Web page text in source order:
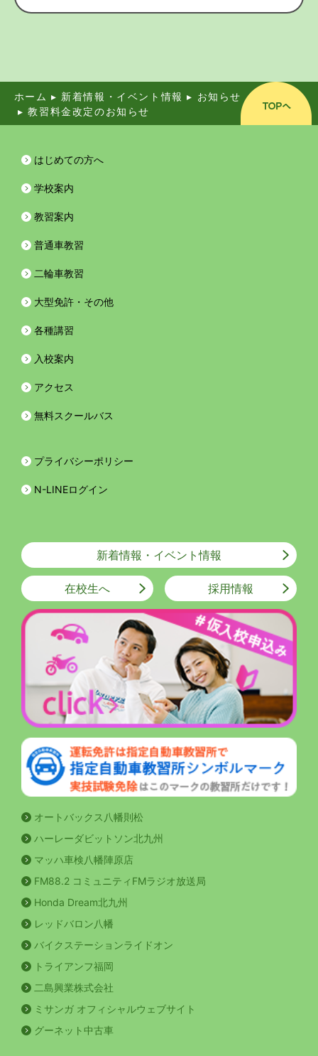
ホーム ▸ 新着情報・イベント情報 ▸ お知らせ
▸教習料金改定のお知らせ
はじめての方へ
学校案内
教習案内
普通車教習
二輪車教習
大型免許・その他
各種講習
入校案内
アクセス
無料スクールバス
プライバシーポリシー
N-LINEログイン
新着情報・イベント情報
在校生へ 採用情報
オートバックス八幡則松
ハーレーダビットソン北九州
マッハ車検八幡陣原店
FM88.2 コミュニティFMラジオ放送局
Honda Dream北九州
レッドバロン八幡
バイクステーションライドオン
トライアンフ福岡
二島興業株式会社
ミサンガ オフィシャルウェブサイト
グーネット中古車